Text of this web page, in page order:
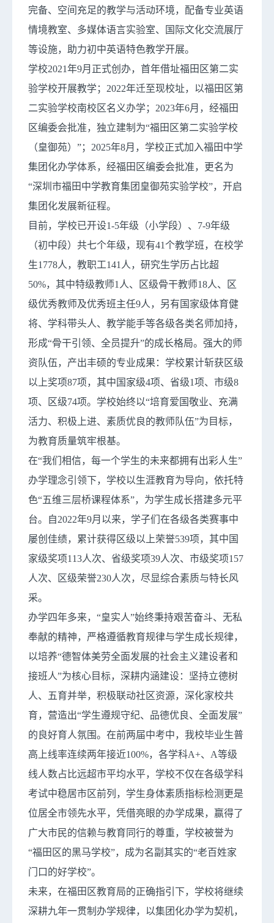
完备、空间充足的教学与活动环境，配备专业英语
情境教室、多媒体语言实验室、国际文化交流展厅
等设施，助力初中英语特色教学开展。
学校2021年9月正式创办，首年借址福田区第二实
验学校开展教学；2022年迁至现校址，以福田区第
二实验学校南校区名义办学；2023年6月，经福田
区编委会批准，独立建制为“福田区第二实验学校
（皇御苑）”；2025年8月，学校正式加入福田中学
集团化办学体系，经福田区编委会批准，更名为
“深圳市福田中学教育集团皇御苑实验学校”，开启
集团化发展新征程。
目前，学校已开设1-5年级（小学段）、7-9年级
（初中段）共七个年级，现有41个教学班，在校学
生1778人，教职工141人，研究生学历占比超
50%，其中特级教师1人、区级骨干教师18人、区
级优秀教师及优秀班主任9人，另有国家级体育健
将、学科带头人、教学能手等各级各类名师加持，
形成“骨干引领、全员提升”的成长格局。强大的师
资队伍，产出丰硕的专业成果：学校累计斩获区级
以上奖项87项，其中国家级4项、省级1项、市级8
项、区级74项。学校始终以“培育爱国敬业、充满
活力、积极上进、素质优良的教师队伍”为目标，
为教育质量筑牢根基。
在“我们相信，每一个学生的未来都拥有出彩人生”
办学理念引领下，学校以生涯教育为导向，依托特
色“五维三层桥课程体系”，为学生成长搭建多元平
台。自2022年9月以来，学子们在各级各类赛事中
屡创佳绩，累计获得区级以上荣誉539项，其中国
家级奖项113人次、省级奖项39人次、市级奖项157
人次、区级荣誉230人次，尽显综合素质与特长风
采。
办学四年多来，“皇实人”始终秉持艰苦奋斗、无私
奉献的精神，严格遵循教育规律与学生成长规律，
以培养“德智体美劳全面发展的社会主义建设者和
接班人”为核心目标，深耕内涵建设：坚持立德树
人、五育并举，积极联动社区资源，深化家校共
育，营造出“学生遵规守纪、品德优良、全面发展”
的良好育人氛围。在前两届中考中，我校毕业生普
高上线率连续两年接近100%，各学科A+、A等级
线人数占比远超市平均水平，学校不仅在各级学科
考试中稳居市区前列，学生身体素质指标检测更是
位居全市领先水平，凭借亮眼的办学成果，赢得了
广大市民的信赖与教育同行的尊重，学校被誉为
“福田区的黑马学校”，成为名副其实的“老百姓家
门口的好学校”。
未来，在福田区教育局的正确指引下，学校将继续
深耕九年一贯制办学规律，以集团化办学为契机，